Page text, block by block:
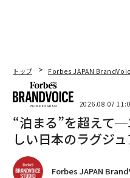
トップ Forbes JAPAN
2026.08.07
“泊まる”を超えて
しい日本のラグジュ
Forbes JAPAN